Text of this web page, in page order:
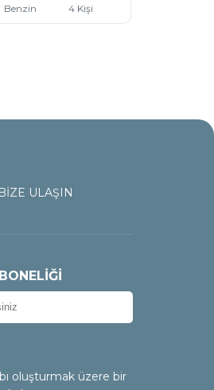
Benzin 4 Kişi
BİZE ULAŞIN
oluşturmak üzere bir